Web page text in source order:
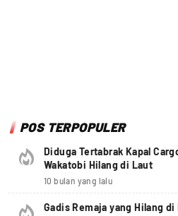
POS TERPOPULER
Diduga Tertabrak Kapal
Wakatobi Hilang di Laut
10 bulan yang lalu
Gadis Remaja yang Hilang